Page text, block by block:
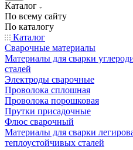
Каталог
По всему сайту
По каталогу
Каталог
Сварочные материалы
Материалы для сварки
сталей
Электроды сварочные
Проволока сплошная
Проволока порошковая
Прутки присадочные
Флюс сварочный
Материалы для сварки
теплоустойчивых сталей